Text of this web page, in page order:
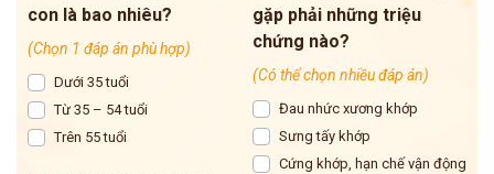
con là bao nhiêu?
(Chọn 1 đáp án phù hợp)
Dưới 35 tuổi
Từ 35 – 54 tuổi
Trên 55 tuổi
gặp phải những triệu
chứng nào?
(Có thể chọn nhiều đáp án)
Đau nhức xương khớp
Sưng tấy khớp
Cứng khớp, hạn chế vận động